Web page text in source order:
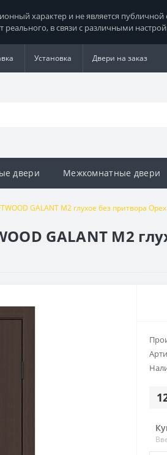
характер и не является
в связи с различными
Установка Двери на заказ
двери Межкомнатные двери
GALANT M2 глухое без притвора
GALANT M2